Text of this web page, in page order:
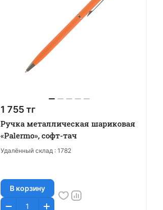
1 755 тг
Ручка металлическая шариковая
«Palermo», софт-тач
Удалённый склад : 1782
В корзину